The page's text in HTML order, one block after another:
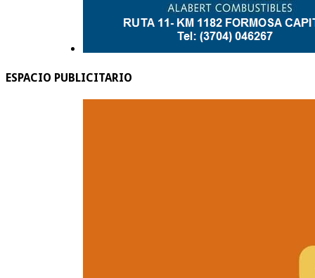
ESPACIO PUBLICITARIO